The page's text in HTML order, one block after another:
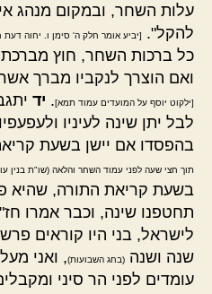
עלות השחר, ובמקום מנהג
להקל".
[יביע אומר חלק ה' סימן ו. יחוה דעת
כל ברכות השחר, חוץ מברכת
ואם הוצרך לנקביו מברך
[ילקוט יוסף על המועדים עמוד תמא]. יד
לבל יתן שינה לעיניו
בהפסדו אם יישן בשעת
תוך חצי שעה לפני עמוד השחר והלאה (שו"ת בנין
בשעת קריאת התורה, שהיא
תחטפנו שינה, וכבר אמרו
לישראל, בני היו קוראים
שנה ושנה (בחג השבועות), ואני
עומדים לפני הר סיני